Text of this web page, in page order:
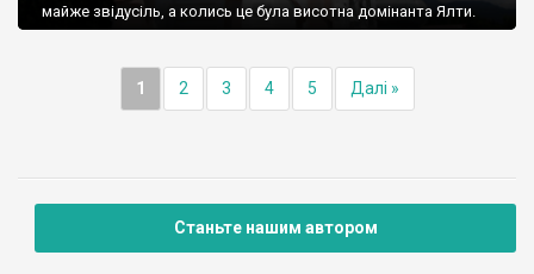
майже звідусіль, а колись це була висотна домінанта Ялти.
1 2 3 4 5 Далі »
Станьте нашим автором